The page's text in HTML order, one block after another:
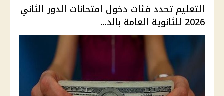
التعليم تحدد فئات دخول امتحانات الدور الثاني
2026 للثانوية العامة بالد...